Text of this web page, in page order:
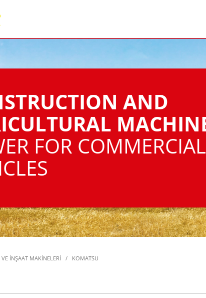
AND
FOR COMMERCIAL
INŞAAT MAKINELERI / KOMATSU